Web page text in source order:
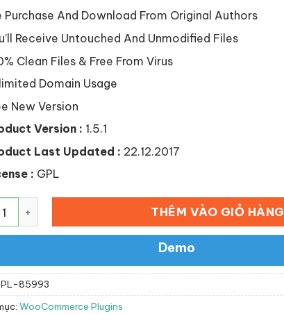
72,030 ₫.là:
50,000 ₫.
Purchase And Download From Original Authors
Receive Untouched And Unmodified Files
Clean Files & Free From Virus
Domain Usage
New Version
Version : 1.5.1
Last Updated : 22.12.2017
: GPL
WooCommerce Taxi Booking Plugin số lượng
THÊM VÀO GIỎ HÀNG
Demo
85993
WooCommerce Plugins